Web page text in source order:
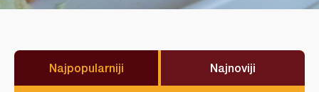
Najpopularniji Najnoviji